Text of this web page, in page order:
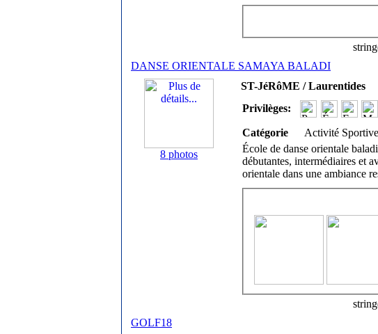
DANSE ORIENTALE SAMAYA BALADI
8 photos
ST-JéRôME / Laurentides
Privilèges:
Catégorie Activité
École de danse orientale
débutantes, intermédiaires et
orientale dans une ambiance
GOLF18